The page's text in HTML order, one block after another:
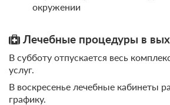
окружении
Лечебные процедуры в
В субботу отпускается весь
услуг.
В воскресенье лечебные кабинеты
графику.